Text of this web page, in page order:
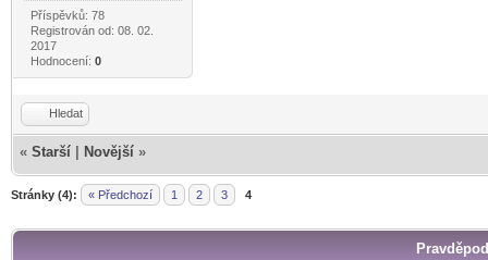
Příspěvků: 78
Registrován od: 08. 02.
2017
Hodnocení: 0
Hledat
« Starší Novější »
Stránky (4): « Předchozí 1 2 3 4